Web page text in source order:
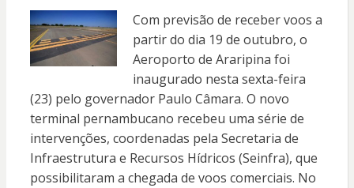
Com previsão de receber voos a
partir do dia 19 de outubro, o
Aeroporto de Araripina foi
inaugurado nesta sexta-feira
(23) pelo governador Paulo Câmara. O novo
terminal pernambucano recebeu uma série de
intervenções, coordenadas pela Secretaria de
Infraestrutura e Recursos Hídricos (Seinfra), que
possibilitaram a chegada de voos comerciais. No